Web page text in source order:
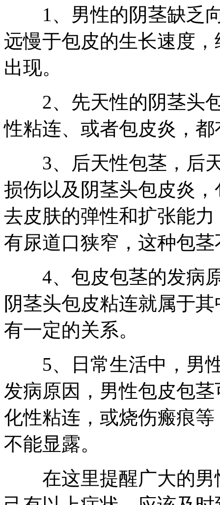
1、男性的阴茎缺乏向
远慢于包皮的生长速度
出现。
2、先天性的阴茎头包
性粘连、或者包皮炎，
3、后天性包茎，后天
损伤以及阴茎头包皮炎
去皮肤的弹性和扩张能
有尿道口狭窄，这种包
4、包皮包茎的发病原
阴茎头包皮粘连就属于
有一定的关系。
5、日常生活中，男性
发病原因，男性包皮包
化性粘连，或烧伤瘢痕
不能显露。
在这里提醒广大的男